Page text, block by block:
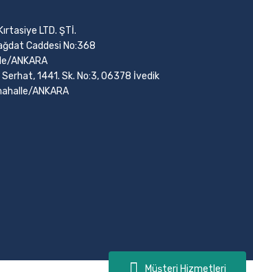
Müşteri Hizmetleri
LTD. ŞTİ.
Caddesi No:368
ANKARA
1441. Sk. No:3, 06378 İvedik
ANKARA